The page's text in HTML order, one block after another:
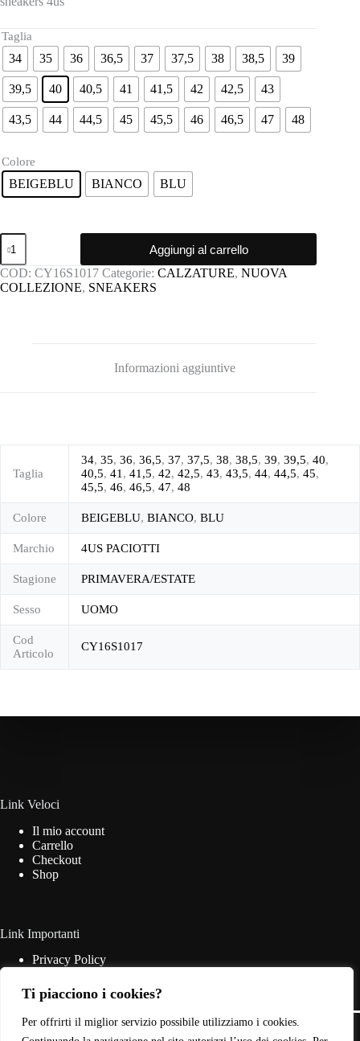
Ti piacciono i cookies?
Per offrirti il miglior servizio possibile utilizziamo i cookies.
Taglia
34 35 36 36,5 37 37,5 38 38,5 39
39,5 40 40,5 41 41,5 42 42,5 43
43,5 44 44,5 45 45,5 46 46,5 47 48
Colore
BEIGEBLU BIANCO BLU
Sneakers
4us
quantità
Aggiungi al carrello
COD: CY16S1017 Categorie: CALZATURE, NUOVA
COLLEZIONE, SNEAKERS
Informazioni aggiuntive
Taglia
34, 35, 36, 36,5, 37, 37,5, 38, 38,5, 39, 39,5, 40,
40,5, 41 , 41,5, 42, 42,5, 43, 43,5, 44, 44,5, 45,
45,5, 46, 46,5, 47, 48
Colore BEIGEBLU, BIANCO, BLU
Marchio 4US PACIOTTI
Stagione PRIMAVERA/ESTATE
Sesso UOMO
Cod
Articolo
CY16S1017
Link Veloci
Il mio account
Carrello
Checkout
Shop
Link Importanti
Privacy Policy
Termini & Condizioni
Contatti
© 2026 - Web Powered byDylog Italia S.p.A.